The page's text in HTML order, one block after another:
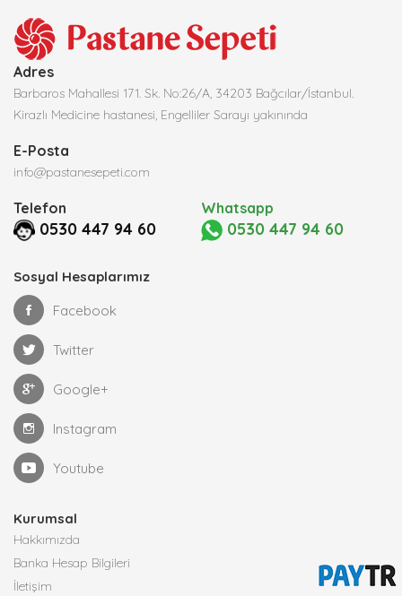
Adres
Barbaros Mahallesi 171. Sk. No:26/A, 34203 Bağcılar/İstanbul.
Kirazlı Medicine hastanesi, Engelliler Sarayı yakınında
E-Posta
info@pastanesepeti.com
Telefon
0530 447 94 60
Whatsapp
0530 447 94 60
Sosyal Hesaplarımız
Facebook
Twitter
Google+
Instagram
Youtube
Kurumsal
Hakkımızda
Banka Hesap Bilgileri
İletişim